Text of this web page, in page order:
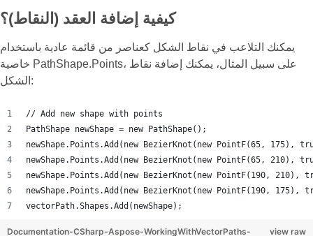
كيفية إضافة العقد (النقاط)؟
يمكنك التلاعب في نقاط الشكل كعناصر من قائمة عادية باستخدام
خاصية PathShape.Points، على سبيل المثال، يمكنك إضافة نقاط
الشكل:
// Add new shape with points
PathShape newShape = new PathShape();
newShape.Points.Add(new BezierKnot(new PointF(65, 175),
newShape.Points.Add(new BezierKnot(new PointF(65, 210),
newShape.Points.Add(new BezierKnot(new PointF(190, 210),
newShape.Points.Add(new BezierKnot(new PointF(190, 175),
vectorPath.Shapes.Add(newShape);
view raw
Documentation-CSharp-Aspose-WorkingWithVectorPaths-